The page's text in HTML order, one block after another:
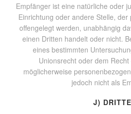
Empfänger ist eine natürliche oder
Einrichtung oder andere Stelle,
offengelegt werden, unabhängig
einen Dritten handelt oder nicht.
eines bestimmten
Unionsrecht oder dem
möglicherweise
jedoch nicht als
J)